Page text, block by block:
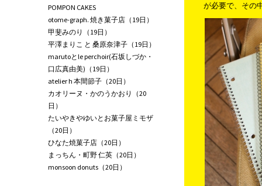
が必要で、その
POMPON CAKES
otome-graph. 焼き菓子店（19日）
甲斐みのり（19日）
平澤まりこ と 桑原奈津子（19日）
marutoとle perchoir(石坂しづか・
口広真由美)（19日）
atelier h 本間節子（20日）
カオリーヌ・かのうかおり（20
日）
たいやきやゆいとお菓子屋ミモザ
（20日）
ひなた焼菓子店（20日）
まっちん・町野 仁英（20日）
monsoon donuts（20日）